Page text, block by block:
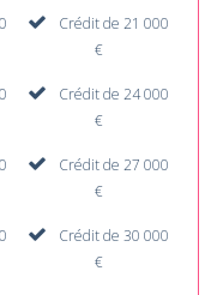
Crédit de 21 000
€
Crédit de 24 000
€
Crédit de 27 000
€
Crédit de 30 000
€